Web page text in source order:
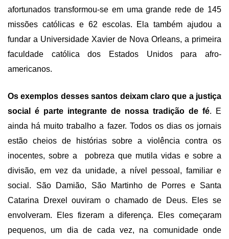
afortunados transformou-se em uma grande rede de 145
missões católicas e 62 escolas. Ela também ajudou a
fundar a Universidade Xavier de Nova Orleans, a primeira
faculdade católica dos Estados Unidos para afro-
americanos.
Os exemplos desses santos deixam claro que a justiça
social é parte integrante de nossa tradição de fé. E
ainda há muito trabalho a fazer. Todos os dias os jornais
estão cheios de histórias sobre a violência contra os
inocentes, sobre a pobreza que mutila vidas e sobre a
divisão, em vez da unidade, a nível pessoal, familiar e
social. São Damião, São Martinho de Porres e Santa
Catarina Drexel ouviram o chamado de Deus. Eles se
envolveram. Eles fizeram a diferença. Eles começaram
pequenos, um dia de cada vez, na comunidade onde